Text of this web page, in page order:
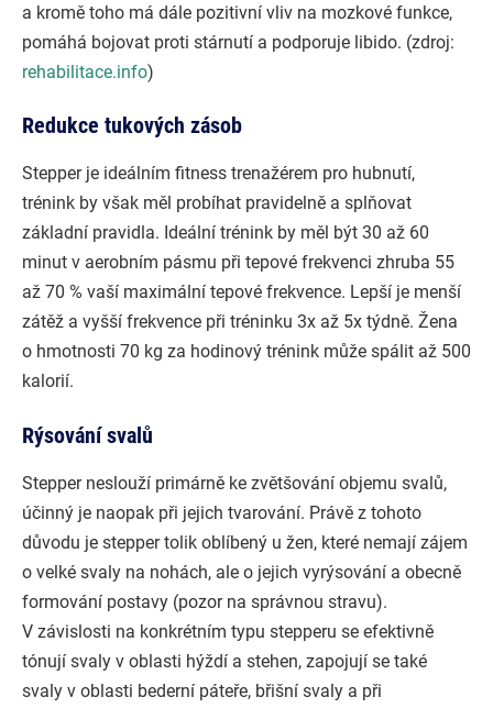
a kromě toho má dále pozitivní vliv na mozkové funkce,
pomáhá bojovat proti stárnutí a podporuje libido. (zdroj:
rehabilitace.info)
Redukce tukových zásob
Stepper je ideálním fitness trenažérem pro hubnutí,
trénink by však měl probíhat pravidelně a splňovat
základní pravidla. Ideální trénink by měl být 30 až 60
minut v aerobním pásmu při tepové frekvenci zhruba 55
až 70 % vaší maximální tepové frekvence. Lepší je menší
zátěž a vyšší frekvence při tréninku 3x až 5x týdně. Žena
o hmotnosti 70 kg za hodinový trénink může spálit až 500
kalorií.
Rýsování svalů
Stepper neslouží primárně ke zvětšování objemu svalů,
účinný je naopak při jejich tvarování. Právě z tohoto
důvodu je stepper tolik oblíbený u žen, které nemají zájem
o velké svaly na nohách, ale o jejich vyrýsování a obecně
formování postavy (pozor na správnou stravu).
V závislosti na konkrétním typu stepperu se efektivně
tónují svaly v oblasti hýždí a stehen, zapojují se také
svaly v oblasti bederní páteře, břišní svaly a při